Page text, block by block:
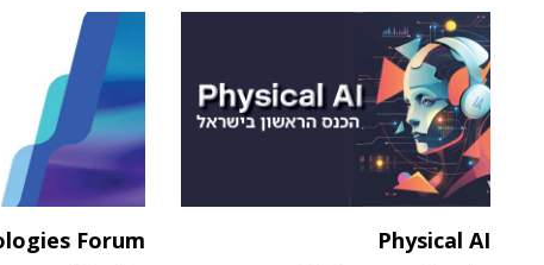
Physical AI
Forum